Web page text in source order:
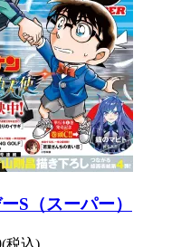
S（スーパー）